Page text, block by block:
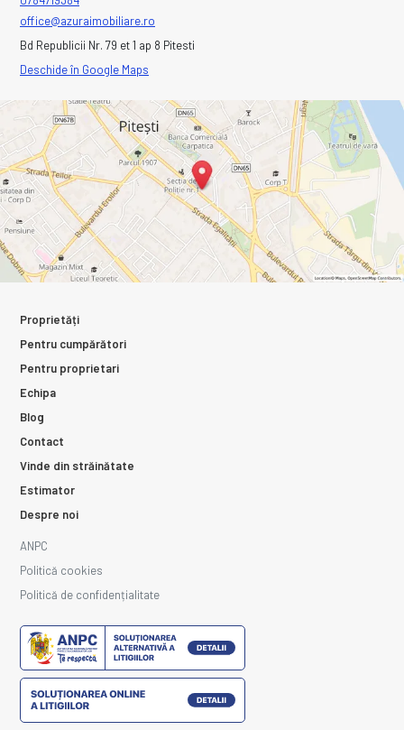
office@azuraimobiliare.ro
Bd Republicii Nr. 79 et 1 ap 8 Pitesti
Deschide în Google Maps
Proprietăți
Pentru cumpărători
Pentru proprietari
Echipa
Blog
Contact
Vinde din străinătate
Estimator
Despre noi
ANPC
Politică cookies
Politică de confidențialitate